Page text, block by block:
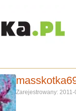
Zarejestrowany: